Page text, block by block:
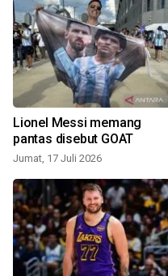
Lionel Messi memang
pantas disebut GOAT
Jumat, 17 Juli 2026